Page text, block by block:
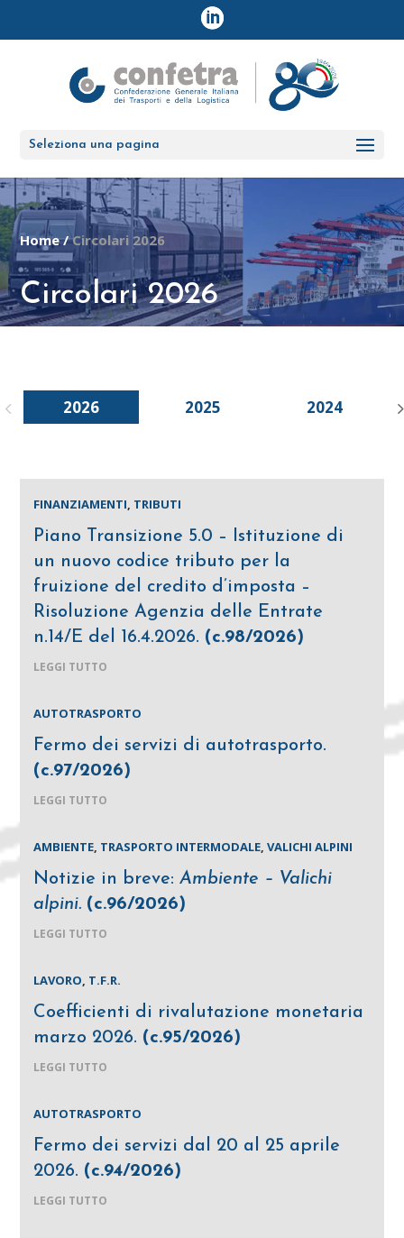
Seleziona una pagina
Home/Circolari 2026
Circolari 2026
2026 2025 2024
FINANZIAMENTI, TRIBUTI
Piano Transizione 5.0 – Istituzione di
un nuovo codice tributo per la
fruizione del credito d’imposta –
Risoluzione Agenzia delle Entrate
n.14/E del 16.4.2026. (c.98/2026)
LEGGI TUTTO
AUTOTRASPORTO
Fermo dei servizi di autotrasporto.
(c.97/2026)
LEGGI TUTTO
AMBIENTE, TRASPORTO INTERMODALE,VALICHI ALPINI
Notizie in breve:Ambiente – Valichi
alpini. (c.96/2026)
LEGGI TUTTO
LAVORO, T.F.R.
Coefficienti di rivalutazione monetaria
marzo 2026. (c.95/2026)
LEGGI TUTTO
AUTOTRASPORTO
Fermo dei servizi dal 20 al 25 aprile
2026. (c.94/2026)
LEGGI TUTTO